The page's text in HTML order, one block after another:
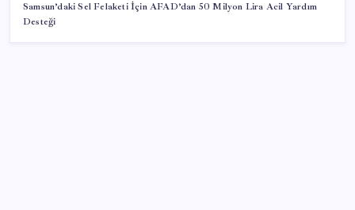
Samsun’daki Sel Felaketi İçin AFAD’dan 50 Milyon Lira Acil Yardım
Desteği